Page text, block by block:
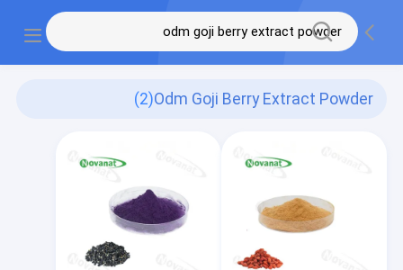
Odm Goji Berry Extract Powder
(2)